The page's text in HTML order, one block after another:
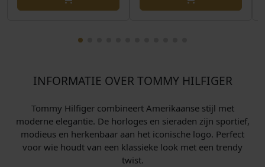
INFORMATIE OVER TOMMY HILFIGER
Tommy Hilfiger combineert Amerikaanse stijl met
moderne elegantie. De horloges en sieraden zijn sportief,
modieus en herkenbaar aan het iconische logo. Perfect
voor wie houdt van een klassieke look met een trendy
twist.